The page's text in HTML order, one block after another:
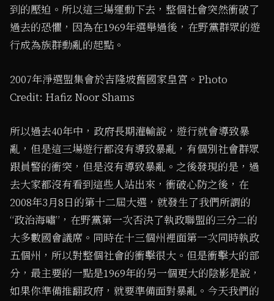
到的壓迫。所以這三場運動下去，整個社會突然衝破了
過去的恐懼，因為在1969年選舉過後，在野黨群眾的遊
行成為族群動亂的起點。
2007年淨選盟集會於吉隆坡舊國家皇宮。Photo
Credit: Hafiz Noor Shams
所以過去40年中，政府長期灌輸說，遊行就會導致暴
亂，但是這三場遊行都沒有導致暴亂，有個別社會群眾
跟員警的衝突，但是沒有導致暴亂。之後發現的是，過
去大家都沒有看到這些人站出來，衝破心防之後，在
2008年3月8日的第十二屆大選，就發生了我們所謂的
“政治海嘯”，在野黨第一次否決了執政聯盟的三分二的
大多數國會議席。同時在十三個州裡面第一次同時執政
五個州，所以對整個社會的衝擊很大。但是衝擊大的部
分，最主要的一點是1969年的另一個更大的陰影是說，
如果你準備推翻政府，就要準備面對暴亂。今天我們的